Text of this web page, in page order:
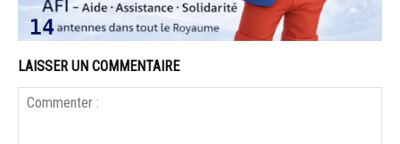
LAISSER UN COMMENTAIRE